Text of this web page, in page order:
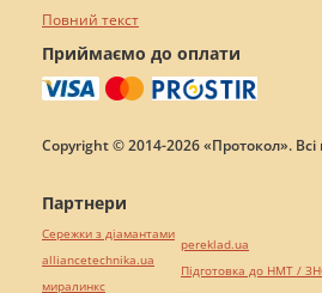
Повний текст
Приймаємо до оплати
Copyright © 2014-2026 «Протокол».
Партнери
Сережки з діамантами
alliancetechnika.ua
миралинкс
pereklad.ua
Підготовка до НМТ /